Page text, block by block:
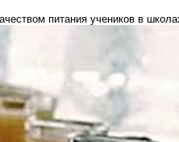
питания учеников в